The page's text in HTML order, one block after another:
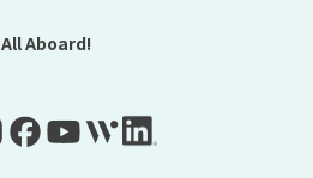
All Aboard!